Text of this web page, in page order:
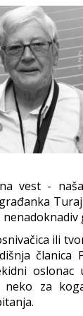
vest -
ili
članica
neko za